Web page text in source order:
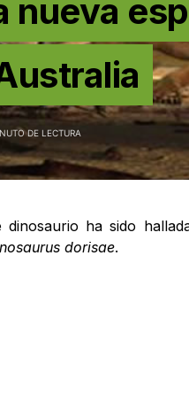
nueva
DE LECTURA
dinosaurio ha sido
dorisae.